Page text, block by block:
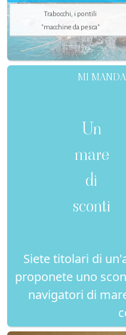
Trabocchi, i pontili
"macchine da pesca"
MI
Un
mare
di
sconti
Siete titolari di
proponete uno
navigatori di